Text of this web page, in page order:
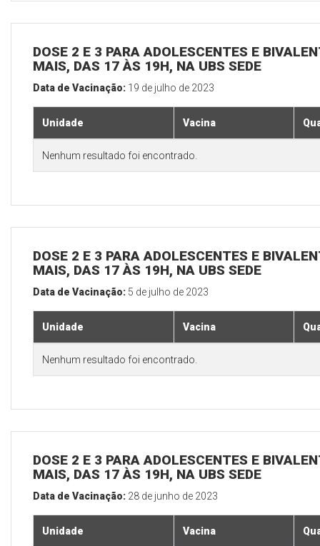
DOSE 2 E 3 PARA ADOLESCENTES E
MAIS, DAS 17 ÀS 19H, NA UBS SEDE
Data de Vacinação: 19 de julho de 2023
Unidade Vacina
Nenhum resultado foi encontrado.
DOSE 2 E 3 PARA ADOLESCENTES E
MAIS, DAS 17 ÀS 19H, NA UBS SEDE
Data de Vacinação: 5 de julho de 2023
Unidade Vacina
Nenhum resultado foi encontrado.
DOSE 2 E 3 PARA ADOLESCENTES E
MAIS, DAS 17 ÀS 19H, NA UBS SEDE
Data de Vacinação: 28 de junho de 2023
Unidade Vacina